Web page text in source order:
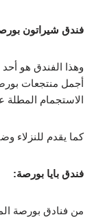
فندق شيراتون
وهذا الفندق هو أحد
أجمل منتجعات
الاستجمام
كما يقدم للنزلاء
فندق بايا بورصة:
من فنادق بورصة